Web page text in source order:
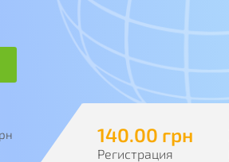
140.00 грн
Регистрация